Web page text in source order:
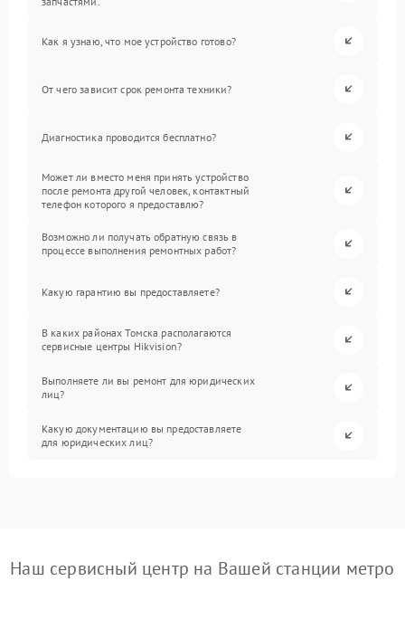
Как я узнаю, что мое устройство готово?
От чего зависит срок ремонта техники?
Диагностика проводится бесплатно?
Может ли вместо меня принять устройство
после ремонта другой человек, контактный
телефон которого я предоставлю?
Возможно ли получать обратную связь в
процессе выполнения ремонтных работ?
Какую гарантию вы предоставляете?
В каких районах Томска располагаются
сервисные центры Hikvision?
Выполняете ли вы ремонт для юридических
лиц?
Какую документацию вы предоставляете
для юридических лиц?
Наш сервисный центр на Вашей станции метро